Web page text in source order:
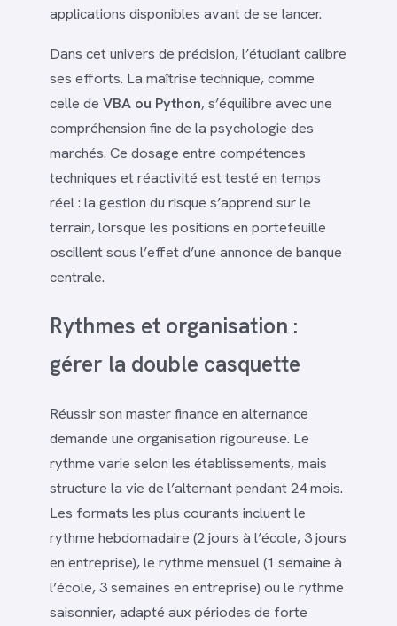
applications disponibles avant de se lancer.
Dans cet univers de précision, l’étudiant calibre
ses efforts. La maîtrise technique, comme
celle de VBA ou Python, s’équilibre avec une
compréhension fine de la psychologie des
marchés. Ce dosage entre compétences
techniques et réactivité est testé en temps
réel : la gestion du risque s’apprend sur le
terrain, lorsque les positions en portefeuille
oscillent sous l’effet d’une annonce de banque
centrale.
Rythmes et organisation :
gérer la double casquette
Réussir son master finance en alternance
demande une organisation rigoureuse. Le
rythme varie selon les établissements, mais
structure la vie de l’alternant pendant 24 mois.
Les formats les plus courants incluent le
rythme hebdomadaire (2 jours à l’école, 3 jours
en entreprise), le rythme mensuel (1 semaine à
l’école, 3 semaines en entreprise) ou le rythme
saisonnier, adapté aux périodes de forte